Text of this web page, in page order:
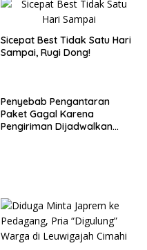
Sicepat Best Tidak Satu Hari
Sampai, Rugi Dong!
Penyebab Pengantaran
Paket Gagal Karena
Pengiriman Dijadwalkan